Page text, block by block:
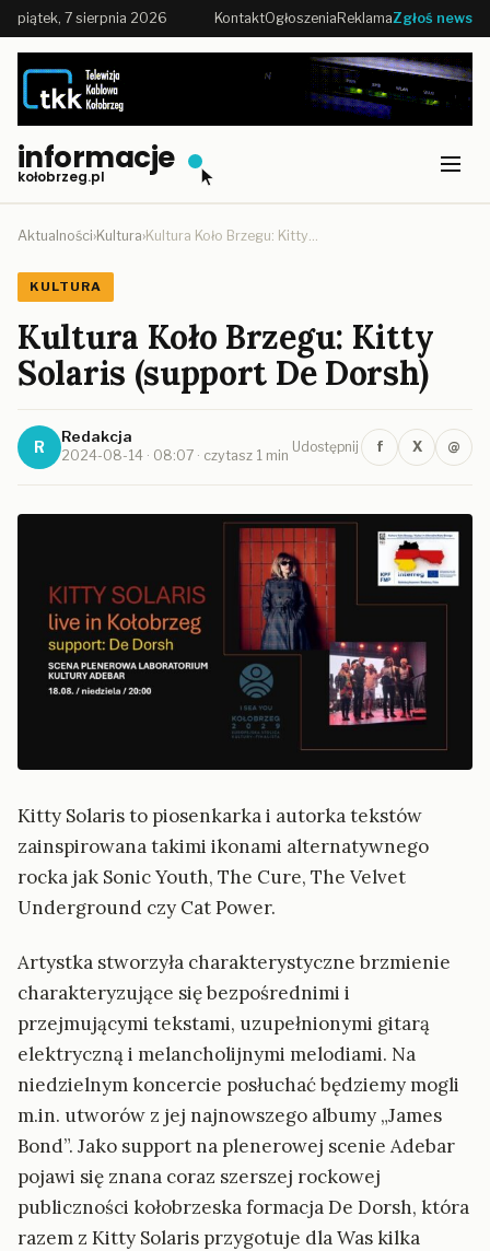
piątek, 7 sierpnia 2026 KontaktOgłoszenia ReklamaZgłoś news
informacje
kołobrzeg.pl
Aktualności›Kultura›Kultura Koło Brzegu: Kitty…
KULTURA
Kultura Koło Brzegu: Kitty
Solaris (support De Dorsh)
R
Redakcja
2024-08-14 · 08:07 · czytasz 1 min
Udostępnij f X @
Kitty Solaris to piosenkarka i autorka tekstów
zainspirowana takimi ikonami alternatywnego
rocka jak Sonic Youth, The Cure, The Velvet
Underground czy Cat Power.
Artystka stworzyła charakterystyczne brzmienie
charakteryzujące się bezpośrednimi i
przejmującymi tekstami, uzupełnionymi gitarą
elektryczną i melancholijnymi melodiami. Na
niedzielnym koncercie posłuchać będziemy mogli
m.in. utworów z jej najnowszego albumy „James
Bond”. Jako support na plenerowej scenie Adebar
pojawi się znana coraz szerszej rockowej
publiczności kołobrzeska formacja De Dorsh, która
razem z Kitty Solaris przygotuje dla Was kilka